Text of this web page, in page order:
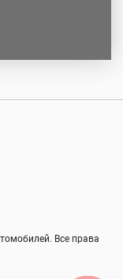
Все права